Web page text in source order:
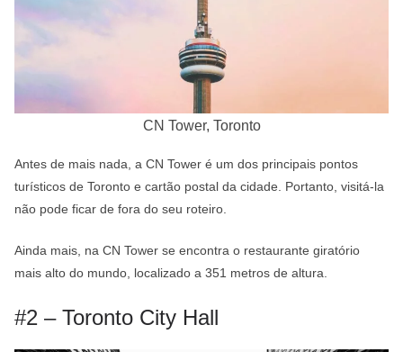
CN Tower, Toronto
Antes de mais nada, a CN Tower é um dos principais pontos
turísticos de Toronto e cartão postal da cidade. Portanto, visitá-la
não pode ficar de fora do seu roteiro.
Ainda mais, na CN Tower se encontra o restaurante giratório
mais alto do mundo, localizado a 351 metros de altura.
#2 – Toronto City Hall